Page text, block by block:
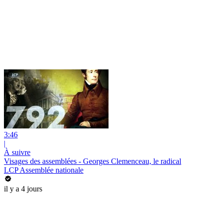
3:46
|
À suivre
Visages des assemblées - Georges Clemenceau, le radical
LCP Assemblée nationale
il y a 4 jours